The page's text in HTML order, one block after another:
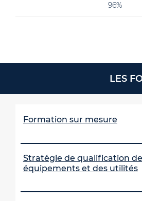
96%
LES
Formation sur mesure
Stratégie de qualification
équipements et des utilités